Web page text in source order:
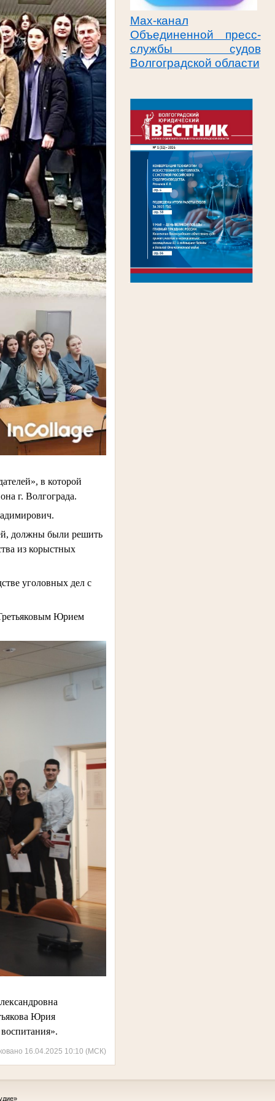
Max-канал
Объединенной пресс-
службы судов
Волгоградской области
в которой
г. Волгограда.
должны были решить
из корыстных
уголовных дел с
Юрием
Юрия
16.04.2025 10:10 (МСК)